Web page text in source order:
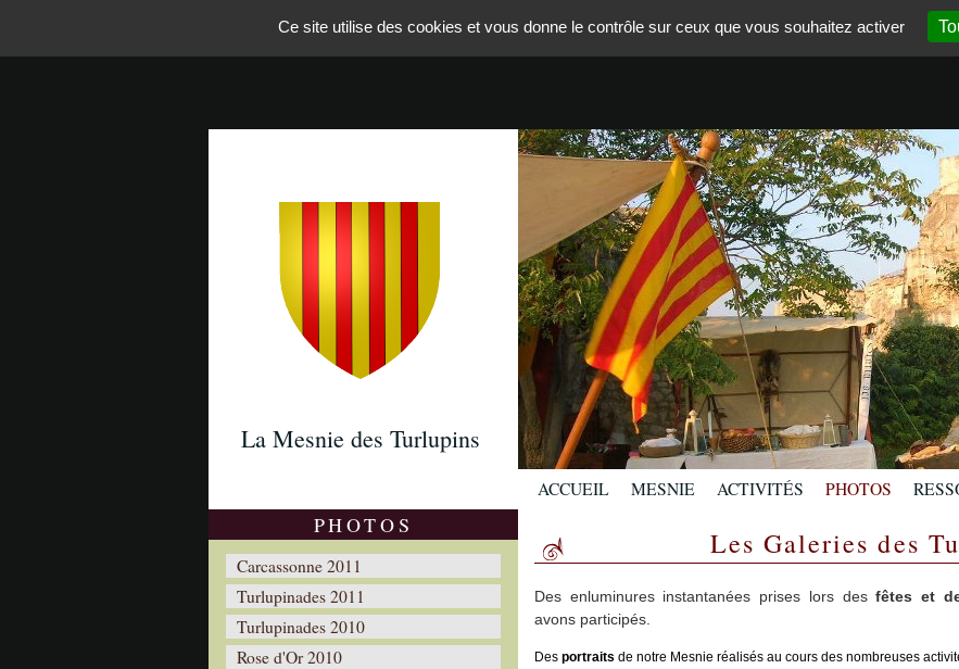
La Mesnie des Turlupins
ACCUEIL MESNIE ACTIVITÉS PHOTOS
PHOTOS
Carcassonne 2011
Turlupinades 2011
Turlupinades 2010
Rose d'Or 2010
Les Galeries des
Des enluminures instantanées prises lors desfêtes et
avons participés.
Des portraits de notre Mesnie réalisés au cours des nombreuses
Ce site utilise des cookies et vous donne le contrôle sur ceux que vous souhaitez activer